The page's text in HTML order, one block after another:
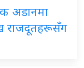
अडानमा
राजदूतहरूसँग